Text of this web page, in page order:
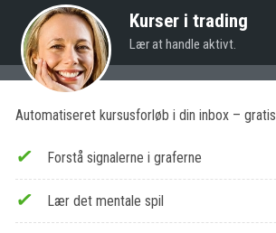
Kurser i trading
Lær at handle aktivt.
Automatiseret kursusforløb i din inbox – gratis
Forstå signalerne i graferne
Lær det mentale spil